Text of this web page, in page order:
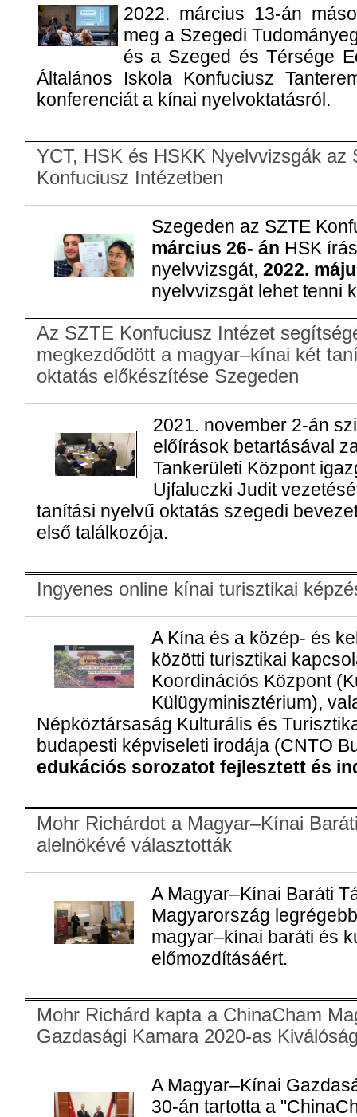
2022. március 13-án
meg a Szegedi
és a Szeged és Térsége
Általános Iskola Konfuciusz
konferenciát a kínai nyelvoktatásról.
YCT, HSK és HSKK Nyelvvizsgák az
Konfuciusz Intézetben
Szegeden az SZTE
március 26- án HSK
nyelvvizsgát, 2022.
nyelvvizsgát lehet tenni
Az SZTE Konfuciusz Intézet
megkezdődött a magyar–kínai két
oktatás előkészítése Szegeden
2021. november 2-án
előírások betartásával
Tankerületi Központ
Ujfaluczki Judit
tanítási nyelvű oktatás szegedi
első találkozója.
Ingyenes online kínai turisztikai
A Kína és a közép- és
közötti turisztikai
Koordinációs Központ
Külügyminisztérium),
Népköztársaság Kulturális és
budapesti képviseleti irodája (CNTO
edukációs sorozatot fejlesztett és
Mohr Richárdot a Magyar–Kínai
alelnökévé választották
A Magyar–Kínai Baráti
Magyarország
magyar–kínai baráti és
előmozdításáért.
Mohr Richárd kapta a ChinaCham
Gazdasági Kamara 2020-as
A Magyar–Kínai
30-án tartotta a